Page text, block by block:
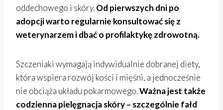
oddechowego i skóry.Od pierwszych dni po
adopcji warto regularnie konsultować się z
weterynarzem i dbać o profilaktykę zdrowotną.
Szczeniaki wymagają indywidualnie dobranej diety,
która wspiera rozwój kości i mięśni, a jednocześnie
nie obciąża układu pokarmowego.Ważna jest także
codzienna pielęgnacja skóry – szczególnie fałd